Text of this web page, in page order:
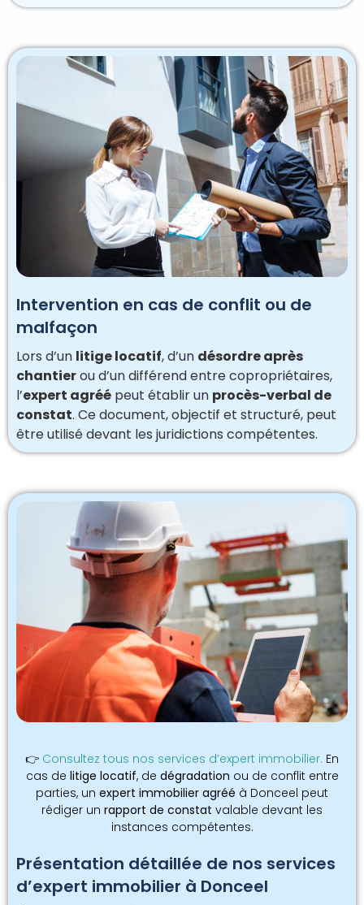
Intervention en cas de conflit ou de
malfaçon
Lors d’un litige locatif, d’un désordre après
chantierou d’un différend entre copropriétaires,
l’expert agréé peut établir un procès-verbal de
constat. Ce document, objectif et structuré, peut
être utilisé devant les juridictions compétentes.
Présentation détaillée de nos services
d’expert immobilier à Donceel
👉 Consultez tous nos services d’expert immobilier. En
cas de litige locatif, de dégradation ou de conflit entre
parties, un expert immobilier agréé à Donceel peut
rédiger un rapport de constat valable devant les
instances compétentes.